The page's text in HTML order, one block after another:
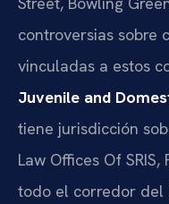
controversias sobre
vinculadas a estos
Juvenile and
tiene jurisdicción
Law Offices Of
todo el corredor del